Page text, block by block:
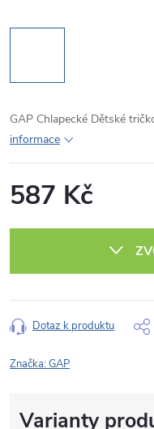
GAP Chlapecké Dětské
informace
587 Kč
Dotaz k produktu
Značka:GAP